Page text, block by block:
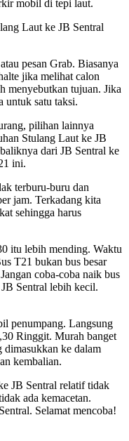
mobil di tepi laut.
pesan Grab. Biasanya
jika melihat calon
menyebutkan tujuan. Jika
untuk satu taksi.
pilihan lainnya
Stulang Laut ke JB
dari JB Sentral ke
ini.
terburu-buru dan
jam. Terkadang kita
sehingga harus
itu lebih mending. Waktu
T21 bukan bus besar
coba-coba naik bus
Sentral lebih kecil.
penumpang. Langsung
Ringgit. Murah banget
dimasukkan ke dalam
kembalian.
JB Sentral relatif tidak
ada kemacetan.
Selamat mencoba!